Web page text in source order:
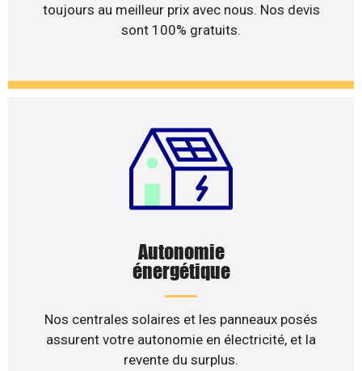
toujours au meilleur prix avec nous. Nos devis
sont 100% gratuits.
Autonomie
énergétique
Nos centrales solaires et les panneaux posés
assurent votre autonomie en électricité, et la
revente du surplus.